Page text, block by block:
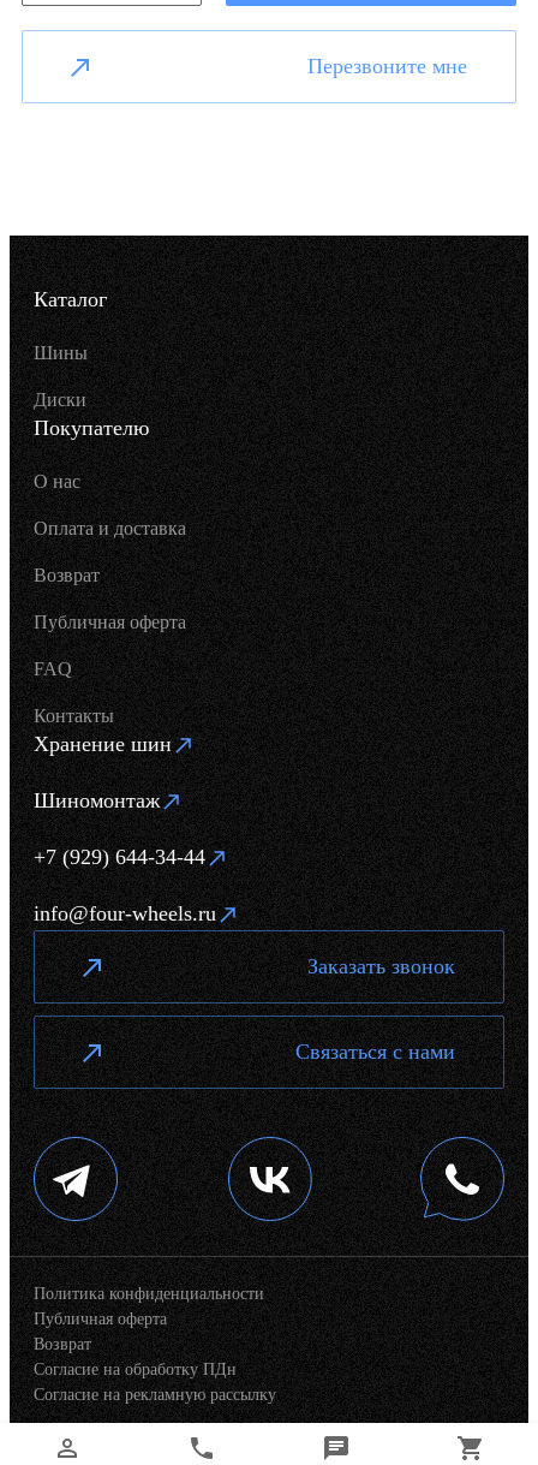
Перезвоните мне
Каталог
Шины
Диски
Покупателю
О нас
Оплата и доставка
Возврат
Публичная оферта
FAQ
Контакты
Хранение шин
Шиномонтаж
+7 (929) 644-34-44
info@four-wheels.ru
Заказать звонок
Связаться с нами
Политика конфиденциальности
Публичная оферта
Возврат
Согласие на обработку ПДн
Согласие на рекламную рассылку